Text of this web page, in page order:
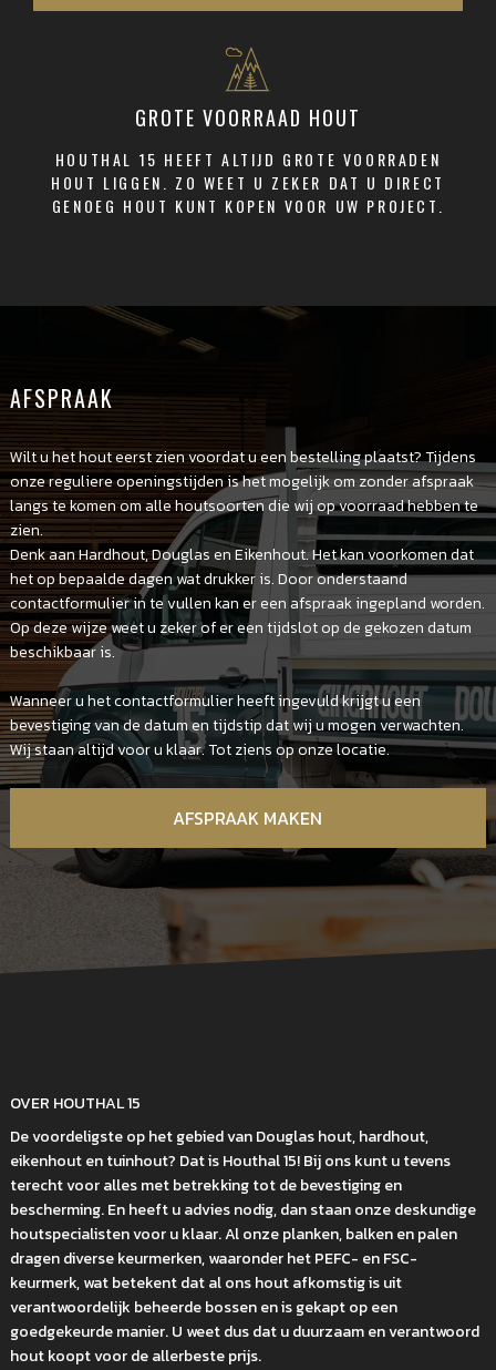
GROTE VOORRAAD HOUT
HOUTHAL 15 HEEFT ALTIJD GROTE VOORRADEN
HOUT LIGGEN. ZO WEET U ZEKER DAT U DIRECT
GENOEG HOUT KUNT KOPEN VOOR UW PROJECT.
AFSPRAAK
Wilt u het hout eerst zien voordat u een bestelling plaatst? Tijdens
onze reguliere openingstijden is het mogelijk om zonder afspraak
langs te komen om alle houtsoorten die wij op voorraad hebben te
zien.
Denk aan Hardhout, Douglas en Eikenhout. Het kan voorkomen dat
het op bepaalde dagen wat drukker is. Door onderstaand
contactformulier in te vullen kan er een afspraak ingepland worden.
Op deze wijze weet u zeker of er een tijdslot op de gekozen datum
beschikbaar is.
Wanneer u het contactformulier heeft ingevuld krijgt u een
bevestiging van de datum en tijdstip dat wij u mogen verwachten.
Wij staan altijd voor u klaar. Tot ziens op onze locatie.
AFSPRAAK MAKEN
OVER HOUTHAL 15
De voordeligste op het gebied van Douglas hout, hardhout,
eikenhout en tuinhout? Dat is Houthal 15! Bij ons kunt u tevens
terecht voor alles met betrekking tot de bevestiging en
bescherming. En heeft u advies nodig, dan staan onze deskundige
houtspecialisten voor u klaar. Al onze planken, balken en palen
dragen diverse keurmerken, waaronder het PEFC- en FSC-
keurmerk, wat betekent dat al ons hout afkomstig is uit
verantwoordelijk beheerde bossen en is gekapt op een
goedgekeurde manier. U weet dus dat u duurzaam en verantwoord
hout koopt voor de allerbeste prijs.